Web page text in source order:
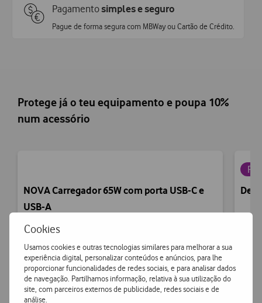
Cookies
Usamos cookies e outras tecnologias similares para melhorar a sua
experiência digital, personalizar conteúdos e anúncios, para lhe
proporcionar funcionalidades de redes sociais, e para analisar dados
de navegação. Partilhamos informação, relativa à sua utilização do
site, com parceiros externos de publicidade, redes sociais e de
análise.
Pagamentosimples e seguro
Pague de forma segura com MBWay ou Cartão de Crédito.
Protege já o teu equipamento e poupa 10%
num acessório
NOVA Carregador 65W com porta USB-C e
USB-A
Preço
€29,90